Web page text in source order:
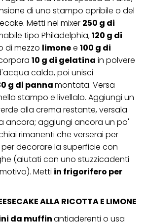
di uno stampo apribile o del
Metti nel mixer 250 g di
tipo Philadelphia,120 g di
di mezzo limonee 100 g di
10 g di gelatina in polvere
calda, poi unisci
g di pannamontata. Versa
stampo e livellalo. Aggiungi un
alla crema restante, versala
ancora; aggiungi ancora un po'
rimanenti che verserai per
per decorare la superficie con
(aiutati con uno stuzzicadenti
Metti in frigorifero per
ALLA RICOTTA E LIMONE
da muffinantiaderenti o usa
per misurare e ottimizzare il successo
informazioni sul trattamento dei tuoi dati
sulla protezione dei dati collegata nel piè
Pixel, Impronte digitali e tecnologie
il tuo consenso in qualsiasi momento con
i cookie sul nostro sito web nella
collegata nel piè di pagina. Per
cookie utilizzati su questo sito Web, in
di conservazione, consultare le
su ciascun cookie disponibili facendo
potrai trovare maggiori informazioni sul
/ sull'uso dei cookie e consentirli per uno o
Cliccando su "Accetta tutto",
cookie e al trattamento dei tuoi dati
sopra indicate. Se fai clic su "Rifiuta",
i cookie tecnicamente necessari per fornirti